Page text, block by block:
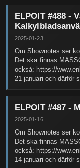
ELPOIT #488 -
2025-01-23
Om Shownotes ser
Det ska finnas
också: https://
21 januari och därför
ELPOIT #487 -
2025-01-16
Om Shownotes ser
Det ska finnas
också: https://
14 januari och därför